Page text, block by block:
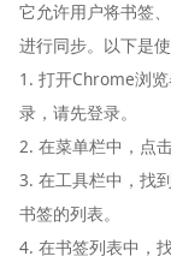
它允许用户将书签
进行同步。以下是
1. 打开Chrome浏
录，请先登录。
2. 在菜单栏中，点击
3. 在工具栏中，找
书签的列表。
4. 在书签列表中，